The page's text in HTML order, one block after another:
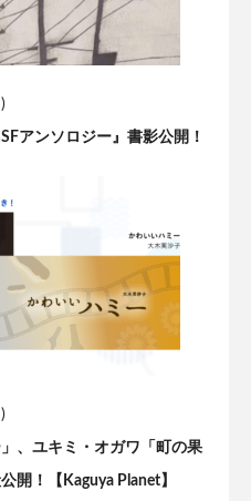
アンソロジー』書影公開！
、ユキミ・オガワ「町の果
開！【Kaguya Planet】